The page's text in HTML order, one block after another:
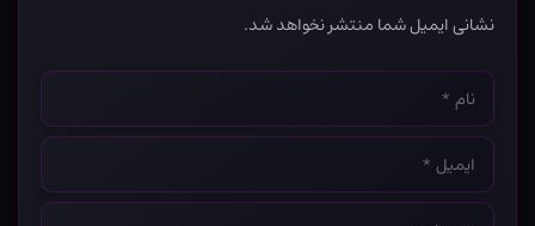
نشانی ایمیل شما منتشر نخواهد شد.
نام
*
ایمیل
*
وب‌سایت